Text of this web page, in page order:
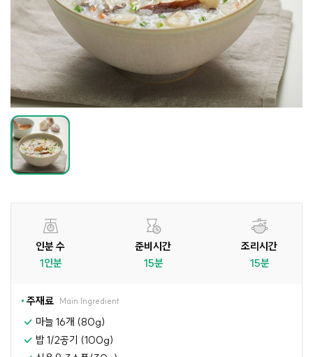
인분 수
1인분
준비시간
15분
조리시간
15분
주재료 Main Ingredient
마늘 16개 (80g)
밥 1/2공기 (100g)